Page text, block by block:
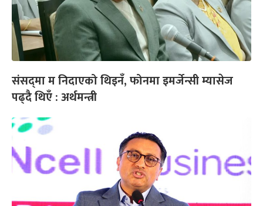
संसद्‌मा म निदाएको थिइनँ, फोनमा इमर्जेन्सी म्यासेज
पढ्दै थिएँ : अर्थमन्त्री